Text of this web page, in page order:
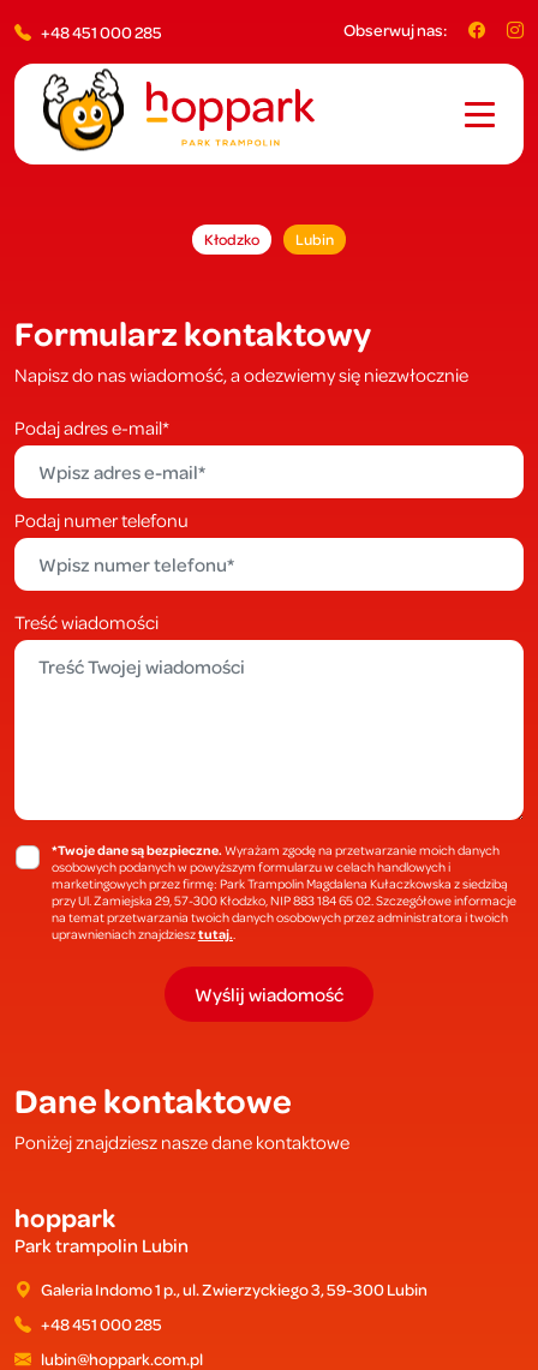
+48 451 000 285 Obserwuj nas:
Kłodzko Lubin
Formularz kontaktowy
Napisz do nas wiadomość, a odezwiemy się niezwłocznie
Podaj adres e-mail*
Podaj numer telefonu
Treść wiadomości
*Twoje dane są bezpieczne.Wyrażam zgodę na przetwarzanie moich danych
osobowych podanych w powyższym formularzu w celach handlowych i
marketingowych przez firmę: Park Trampolin Magdalena Kułaczkowska z siedzibą
przy Ul. Zamiejska 29, 57-300 Kłodzko, NIP 883 184 65 02. Szczegółowe informacje
na temat przetwarzania twoich danych osobowych przez administratora i twoich
uprawnieniach znajdziesztutaj..
Dane kontaktowe
Poniżej znajdziesz nasze dane kontaktowe
hoppark
Park trampolin Lubin
Galeria Indomo 1 p., ul. Zwierzyckiego 3, 59-300 Lubin
+48 451 000 285
lubin@hoppark.com.pl